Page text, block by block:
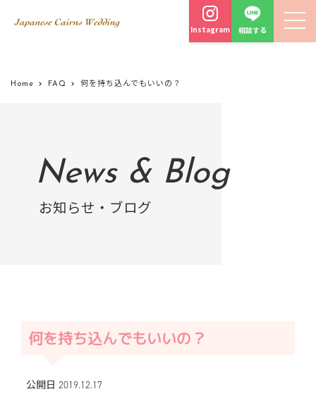
Instagram 相談する
Home FAQ 何を持ち込んでもいいの？
News & Blog
お知らせ・ブログ
何を持ち込んでもいいの？
公開日 2019.12.17